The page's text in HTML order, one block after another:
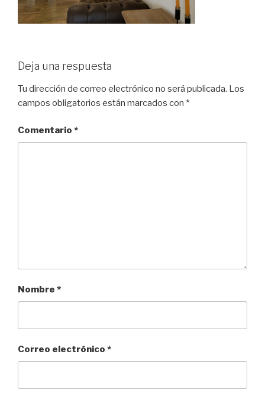
Deja una respuesta
Tu dirección de correo electrónico no será publicada. Los
campos obligatorios están marcados con *
Comentario *
Nombre *
Correo electrónico *